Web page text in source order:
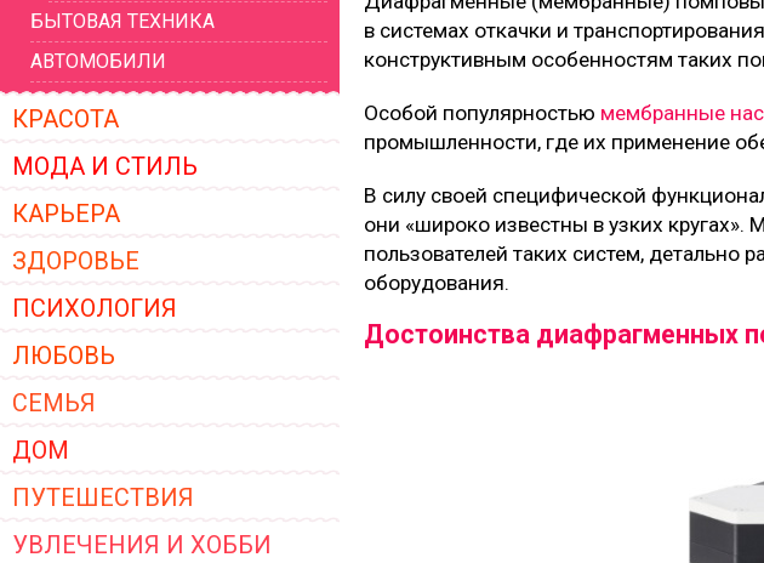
ГЛАВНЫЕ ТРЕНДЫ ВЕРХНЕЙ
ЖЕНСКОЙ ОДЕЖДЫ 2026
БЫТОВАЯ ТЕХНИКА
АВТОМОБИЛИ
КРАСОТА
МОДА И СТИЛЬ
КАРЬЕРА
ЗДОРОВЬЕ
ПСИХОЛОГИЯ
ЛЮБОВЬ
СЕМЬЯ
ДОМ
ПУТЕШЕСТВИЯ
УВЛЕЧЕНИЯ И ХОББИ
в системах откачки и
конструктивным особенностям таких
Особой популярностью мембранные
промышленности, где их применение
В силу своей специфической
они «широко известны в узких
пользователей таких систем, детально
оборудования.
Достоинства диафрагменных